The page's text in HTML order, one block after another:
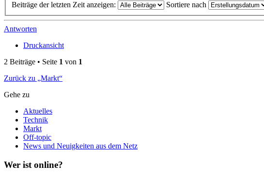
Beiträge der letzten Zeit anzeigen: Sortiere nach
Antworten
Druckansicht
2 Beiträge • Seite 1 von 1
Zurück zu „Markt“
Gehe zu
Aktuelles
Technik
Markt
Off-topic
News und Neuigkeiten aus dem Netz
Wer ist online?